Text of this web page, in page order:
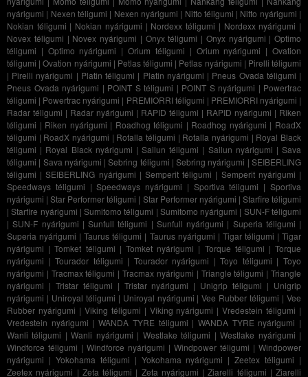
nyárigumi | Nexen téligumi | Nexen nyárigumi | Nitto téligumi | Nitto nyárigumi |
Nokian téligumi | Nokian nyárigumi | Nordexx téligumi | Nordexx nyárigumi |
Novex téligumi | Novex nyárigumi | Onyx téligumi | Onyx nyárigumi | Optimo
téligumi | Optimo nyárigumi |Orium téligumi | Orium nyárigumi |Ovation
téligumi |Ovation nyárigumi | Petlas téligumi | Petlas nyárigumi | Pirelli téligumi
| Pirelli nyárigumi | Platin téligumi | Platin nyárigumi | Pneus Ovada téligumi |
Pneus Ovada nyárigumi | POINT S téligumi | POINT S nyárigumi | Powertrac
téligumi | Powertrac nyárigumi | PREMIORRI téligumi | PREMIORRI nyárigumi |
Radar téligumi | Radar nyárigumi | RAPID téligumi | RAPID nyárigumi | Riken
téligumi | Riken nyárigumi | Roadhog téligumi | Roadhog nyárigumi | RoadX
téligumi | RoadX nyárigumi | Rotalla téligumi | Rotalla nyárigumi | Royal Black
téligumi | Royal Black nyárigumi |Sailun téligumi | Sailun nyárigumi |Sava
téligumi | Sava nyárigumi |Sebring téligumi |Sebring nyárigumi |SEIBERLING
téligumi |SEIBERLING nyárigumi |Semperit téligumi | Semperit nyárigumi |
Speedways téligumi |Speedways nyárigumi | Sportiva téligumi |Sportiva
nyárigumi |Star Performer téligumi | Star Performer nyárigumi | Starfire téligumi
|Starfire nyárigumi |Sumitomo téligumi | Sumitomo nyárigumi | SUN-F téligumi
|SUN-F nyárigumi | Sunfull téligumi | Sunfull nyárigumi | Superia téligumi |
Superia nyárigumi |Taurus téligumi | Taurus nyárigumi | Tigar téligumi |Tigar
nyárigumi |Tomket téligumi | Tomket nyárigumi | Torque téligumi |Torque
nyárigumi |Tourador téligumi | Tourador nyárigumi |Toyo téligumi |Toyo
nyárigumi | Tracmax téligumi |Tracmax nyárigumi | Triangle téligumi |Triangle
nyárigumi | Tristar téligumi | Tristar nyárigumi | Unigrip téligumi | Unigrip
nyárigumi | Uniroyal téligumi | Uniroyal nyárigumi |Vee Rubber téligumi |Vee
Rubber nyárigumi | Viking téligumi | Viking nyárigumi |Vredestein téligumi |
Vredestein nyárigumi |WANDA TYRE téligumi | WANDA TYRE nyárigumi |
Wanli téligumi |Wanli nyárigumi | Westlake téligumi |Westlake nyárigumi |
Windforce téligumi | Windforce nyárigumi | Windpower téligumi | Windpower
nyárigumi | Yokohama téligumi | Yokohama nyárigumi |Zeetex téligumi |
Zeetex nyárigumi | Zeta téligumi | Zeta nyárigumi |Ziarelli téligumi | Ziarelli